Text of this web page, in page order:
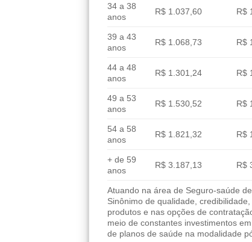
34 a 38
anos
R$ 1.037,60 R$
39 a 43
anos
R$ 1.068,73 R$
44 a 48
anos
R$ 1.301,24 R$
49 a 53
anos
R$ 1.530,52 R$
54 a 58
anos
R$ 1.821,32 R$
+ de 59
anos
R$ 3.187,13 R$
Atuando na área de Seguro-saúde
Sinônimo de qualidade,
produtos e nas opções de
meio de constantes investimentos
de planos de saúde na modalidade